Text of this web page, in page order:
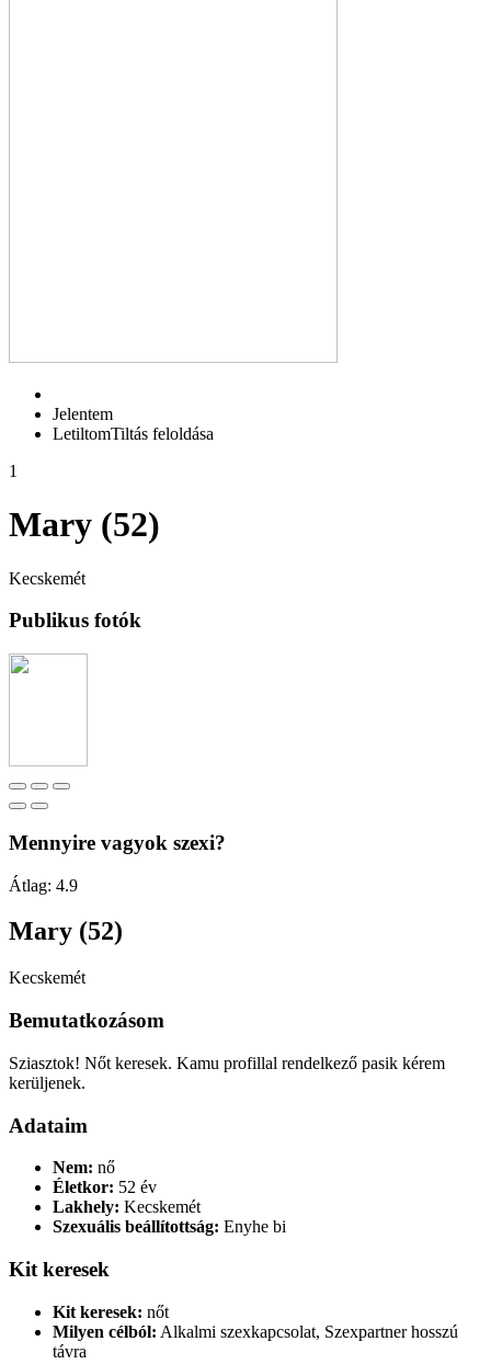
Jelentem
LetiltomTiltás feloldása
1
Mary (52)
Kecskemét
Publikus fotók
Mennyire vagyok szexi?
Átlag: 4.9
Mary (52)
Kecskemét
Bemutatkozásom
Sziasztok! Nőt keresek. Kamu profillal rendelkező pasik kérem
kerüljenek.
Adataim
Nem: nő
Életkor: 52 év
Lakhely: Kecskemét
Szexuális beállítottság: Enyhe bi
Kit keresek
Kit keresek: nőt
Milyen célból: Alkalmi szexkapcsolat, Szexpartner hosszú
távra